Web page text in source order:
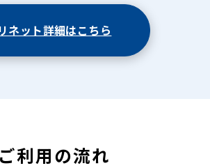
リネット詳細はこちら
ご利用の流れ